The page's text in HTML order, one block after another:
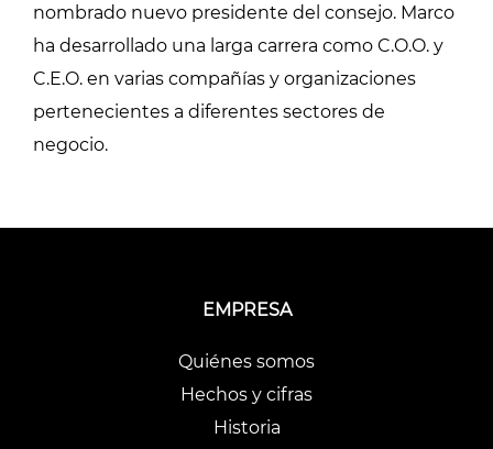
nombrado nuevo presidente del consejo. Marco
ha desarrollado una larga carrera como C.O.O. y
C.E.O. en varias compañías y organizaciones
pertenecientes a diferentes sectores de
negocio.
EMPRESA
Quiénes somos
Hechos y cifras
Historia